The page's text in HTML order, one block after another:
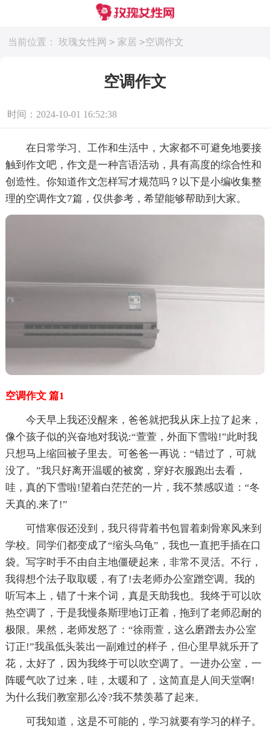
当前位置： 玫瑰女性网 > 家居 >空调作文
空调作文
时间：2024-10-01 16:52:38
在日常学习、工作和生活中，大家都不可避免地要接
触到作文吧，作文是一种言语活动，具有高度的综合性和
创造性。你知道作文怎样写才规范吗？以下是小编收集整
理的空调作文7篇，仅供参考，希望能够帮助到大家。
空调作文 篇1
今天早上我还没醒来，爸爸就把我从床上拉了起来，
像个孩子似的兴奋地对我说:“萱萱，外面下雪啦!”此时我
只想马上缩回被子里去。可爸爸一再说：“错过了，可就
没了。”我只好离开温暖的被窝，穿好衣服跑出去看，
哇，真的下雪啦!望着白茫茫的一片，我不禁感叹道：“冬
天真的.来了!”
可惜寒假还没到，我只得背着书包冒着刺骨寒风来到
学校。同学们都变成了“缩头乌龟”，我也一直把手插在口
袋。写字时手不由自主地僵硬起来，非常不灵活。不行，
我得想个法子取取暖，有了!去老师办公室蹭空调。我的
听写本上，错了十来个词，真是天助我也。我终于可以吹
热空调了，于是我慢条斯理地订正着，拖到了老师忍耐的
极限。果然，老师发怒了：“徐雨萱，这么磨蹭去办公室
订正!”我虽低头装出一副难过的样子，但心里早就乐开了
花，太好了，因为我终于可以吹空调了。一进办公室，一
阵暖气吹了过来，哇，太暖和了，这简直是人间天堂啊!
为什么我们教室那么冷?我不禁羡慕了起来。
可我知道，这是不可能的，学习就要有学习的样子。